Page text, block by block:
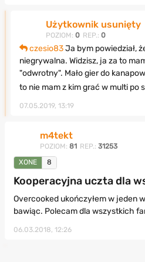
Użytkownik usunięty
POZIOM: 0 REP.: 0
czesio83Ja bym powiedział,
niegrywalna. Widzisz, ja za to
"odwrotny". Mało gier do
to nie mam z kim grać w multi po
07.05.2019, 13:19
m4tekt
POZIOM: 81 REP.: 31253
XONE 8
Kooperacyjna uczta dla
Overcooked ukończyłem w jeden
bawiąc. Polecam dla wszystkich
06.03.2018, 12:26